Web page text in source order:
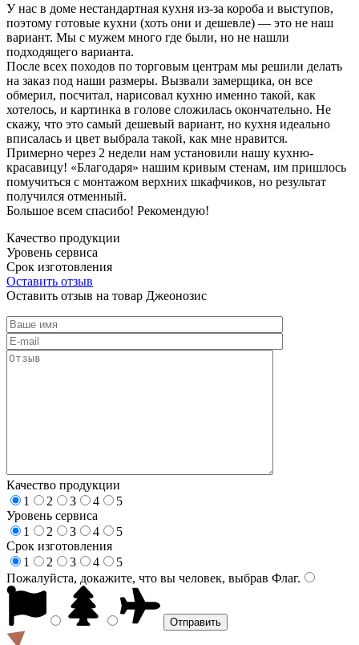
У нас в доме нестандартная кухня из-за короба и выступов,
поэтому готовые кухни (хоть они и дешевле) — это не наш
вариант. Мы с мужем много где были, но не нашли
подходящего варианта.
После всех походов по торговым центрам мы решили делать
на заказ под наши размеры. Вызвали замерщика, он все
обмерил, посчитал, нарисовал кухню именно такой, как
хотелось, и картинка в голове сложилась окончательно. Не
скажу, что это самый дешевый вариант, но кухня идеально
вписалась и цвет выбрала такой, как мне нравится.
Примерно через 2 недели нам установили нашу кухню-
красавицу! «Благодаря» нашим кривым стенам, им пришлось
помучиться с монтажом верхних шкафчиков, но результат
получился отменный.
Большое всем спасибо! Рекомендую!
Качество продукции
Уровень сервиса
Срок изготовления
Оставить отзыв
Оставить отзыв на товар Джеонозис
Качество продукции
1
2 3 4
5
Уровень сервиса
1
2 3 4
5
Срок изготовления
1
2 3 4
5
Пожалуйста, докажите, что вы человек, выбрав Флаг.